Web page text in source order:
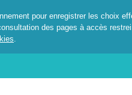
pour enregistrer les choix
des pages à accès